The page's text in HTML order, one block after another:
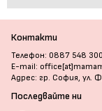
Контакти
Телефон: 0887 548 300
E-mail:
Адрес: гр. София, ул.
Последвайте ни